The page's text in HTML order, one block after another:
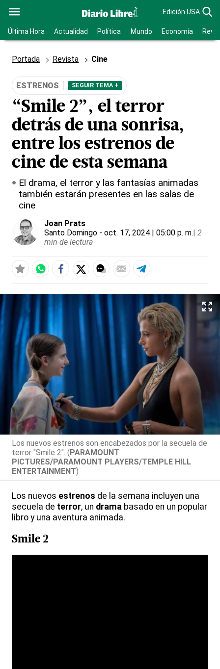
Edición USA
Última Hora Actualidad Política Mundo Economía
Portada Revista Cine
ESTRENOS SEGUIR TEMA +
“Smile 2”, el terror
detrás de una sonrisa,
entre los estrenos de
cine de esta semana
El drama, el terror y las fantasías animadas
también estarán presentes en las salas de
cine
Joan Prats
Santo Domingo - oct. 17, 2024 | 05:00 p. m.| 2
min de lectura
Los nuevos estrenos son encabezados por la secuela de
terror "Smile 2". (PARAMOUNT
PICTURES/PARAMOUNT PLAYERS/TEMPLE HILL
ENTERTAINMENT)
Los nuevos estrenos de la semana incluyen una
secuela de terror, un drama basado en un popular
libro y una aventura animada.
Smile 2